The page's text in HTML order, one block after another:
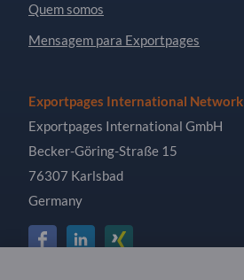
Quem somos
Mensagem para Exportpages
Exportpages International Network
Exportpages International GmbH
Becker-Göring-Straße 15
76307 Karlsbad
Germany